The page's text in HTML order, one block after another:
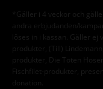
*Gäller i 4 veckor och
andra erbjudanden/
löses in i kassan. Gäller ej
produkter, (Till)
produkter, Die Toten
Fischfilet-produkter,
donation.